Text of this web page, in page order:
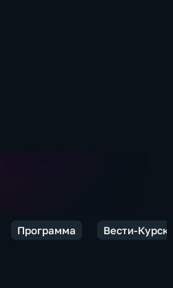
Программа Вести-Курск